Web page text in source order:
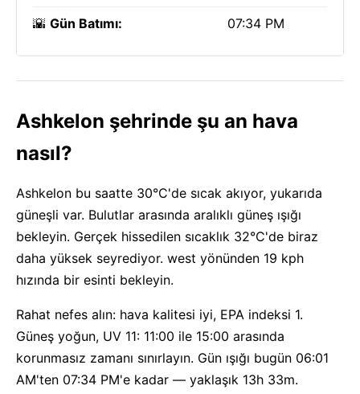
🌇 Gün Batımı: 07:34 PM
Ashkelon şehrinde şu an hava
nasıl?
Ashkelon bu saatte 30°C'de sıcak akıyor, yukarıda
güneşli var. Bulutlar arasında aralıklı güneş ışığı
bekleyin. Gerçek hissedilen sıcaklık 32°C'de biraz
daha yüksek seyrediyor. west yönünden 19 kph
hızında bir esinti bekleyin.
Rahat nefes alın: hava kalitesi iyi, EPA indeksi 1.
Güneş yoğun, UV 11: 11:00 ile 15:00 arasında
korunmasız zamanı sınırlayın. Gün ışığı bugün 06:01
AM'ten 07:34 PM'e kadar — yaklaşık 13h 33m.